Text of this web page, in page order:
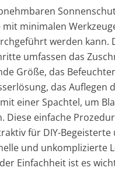
mit minimalen
werden kann.
umfassen das
Größe, das
das Auflegen
einer Spachtel, um
Diese einfache
für DIY-Begeisterte
und unkomplizierte
Einfachheit ist es